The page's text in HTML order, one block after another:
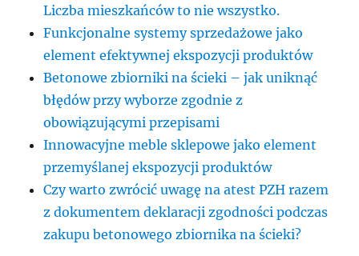
Liczba mieszkańców to nie wszystko.
Funkcjonalne systemy sprzedażowe jako
element efektywnej ekspozycji produktów
Betonowe zbiorniki na ścieki – jak uniknąć
błędów przy wyborze zgodnie z
obowiązującymi przepisami
Innowacyjne meble sklepowe jako element
przemyślanej ekspozycji produktów
Czy warto zwrócić uwagę na atest PZH razem
z dokumentem deklaracji zgodności podczas
zakupu betonowego zbiornika na ścieki?